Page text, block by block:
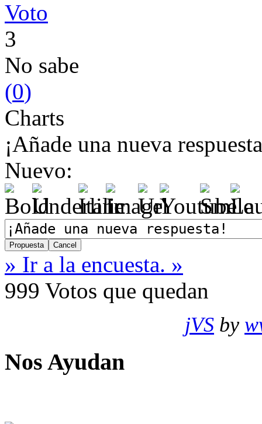
Voto
3
No sabe
(0)
Charts
¡Añade una nueva
Nuevo:
» Ir a la encuesta. »
999 Votos que quedan
jVS by
Nos Ayudan